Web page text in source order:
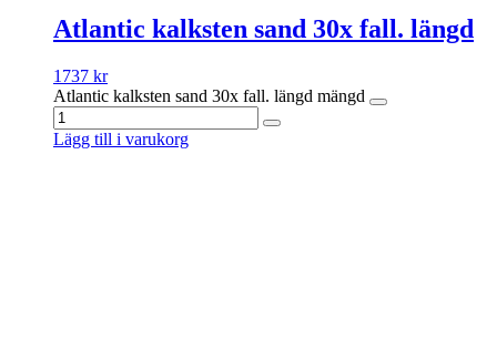
Atlantic kalksten sand 30x fall. längd
1737 kr
Atlantic kalksten sand 30x fall. längd mängd
Lägg till i varukorg